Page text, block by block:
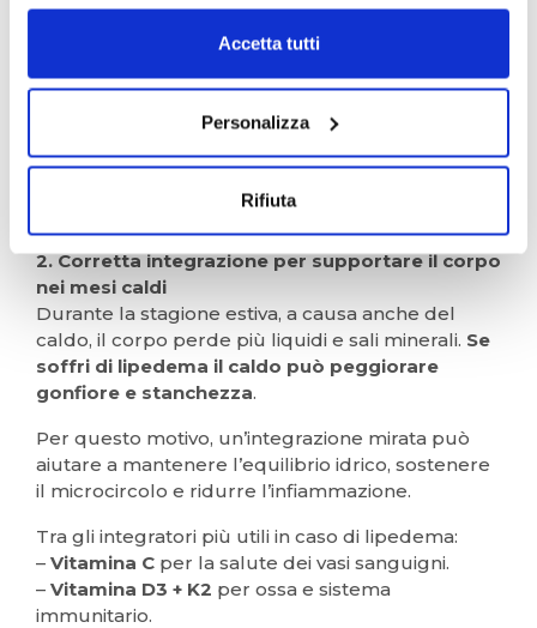
Accetta tutti
Personalizza
Rifiuta
Migliora la mobilità articolare
Supporta il metabolismo muscolare
Sicuramente in estate è preferibile allenarsi nelle
ore più fresche e, se necessario, potrebbero
essere utili delle calze compressive da valutare
2. Corretta integrazione per supportare il corpo
nei mesi caldi
Durante la stagione estiva, a causa anche del
caldo, il corpo perde più liquidi e sali minerali. Se
soffri di lipedema il caldo può peggiorare
gonfiore e stanchezza.
Per questo motivo, un’integrazione mirata può
aiutare a mantenere l’equilibrio idrico, sostenere
il microcircolo e ridurre l’infiammazione.
Tra gli integratori più utili in caso di lipedema:
– Vitamina C per la salute dei vasi sanguigni.
– Vitamina D3 + K2 per ossa e sistema
immunitario.